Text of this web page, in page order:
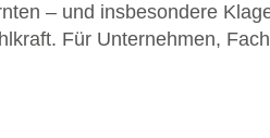
– und insbesondere
Für Unternehmen,